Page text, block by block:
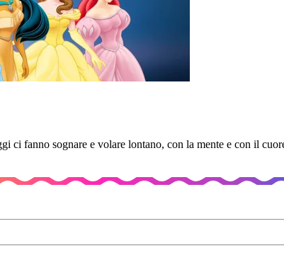
ci fanno sognare e volare lontano, con la mente e con il